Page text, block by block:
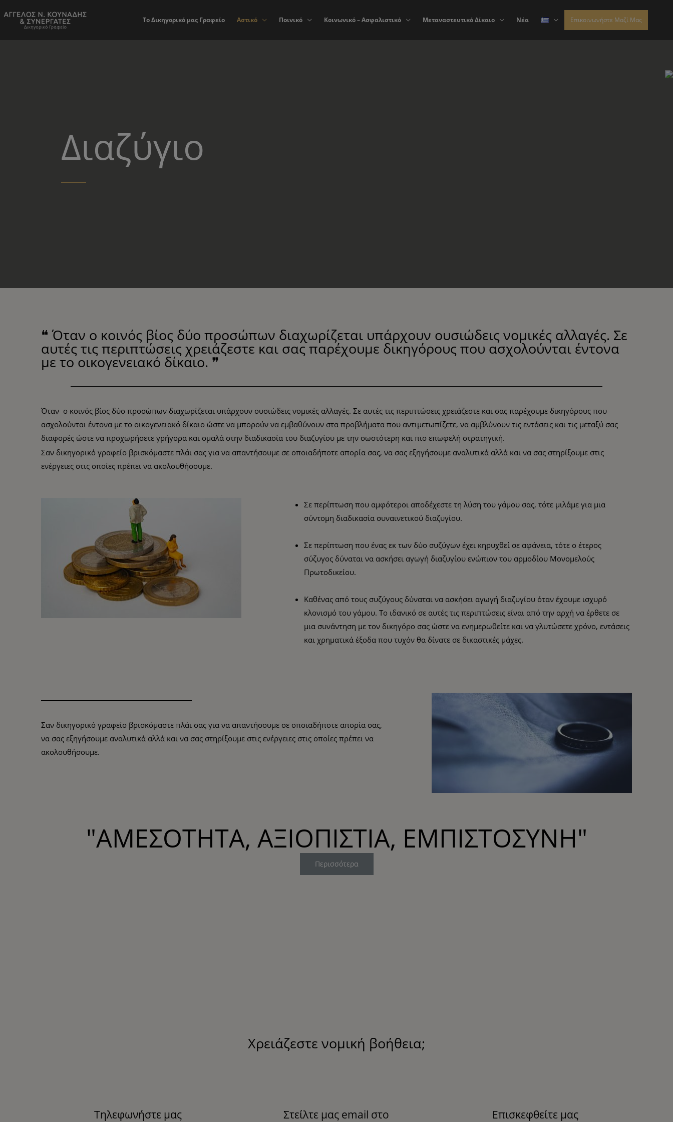
Το Δικηγορικό μας Γραφείο Αστικό Ποινικό Κοινωνικό – Ασφαλιστικό Μεταναστευτικό Δίκαιο Νέα Επικοινωνήστε Μαζί Μας
Διαζύγιο
❝ Όταν ο κοινός βίος δύο προσώπων διαχωρίζεται υπάρχουν ουσιώδεις νομικές αλλαγές. Σε
αυτές τις περιπτώσεις χρειάζεστε και σας παρέχουμε δικηγόρους που ασχολούνται έντονα
με το οικογενειακό δίκαιο. ❞
Όταν ο κοινός βίος δύο προσώπων διαχωρίζεται υπάρχουν ουσιώδεις νομικές αλλαγές. Σε αυτές τις περιπτώσεις χρειάζεστε και σας παρέχουμε δικηγόρους που
ασχολούνται έντονα με το οικογενειακό δίκαιο ώστε να μπορούν να εμβαθύνουν στα προβλήματα που αντιμετωπίζετε, να αμβλύνουν τις εντάσεις και τις μεταξύ σας
διαφορές ώστε να προχωρήσετε γρήγορα και ομαλά στην διαδικασία του διαζυγίου με την σωστότερη και πιο επωφελή στρατηγική.
Σαν δικηγορικό γραφείο βρισκόμαστε πλάι σας για να απαντήσουμε σε οποιαδήποτε απορία σας, να σας εξηγήσουμε αναλυτικά αλλά και να σας στηρίξουμε στις
ενέργειες στις οποίες πρέπει να ακολουθήσουμε.
Σε περίπτωση που αμφότεροι αποδέχεστε τη λύση του γάμου σας, τότε μιλάμε για μια
σύντομη διαδικασία συναινετικού διαζυγίου.
Σε περίπτωση που ένας εκ των δύο συζύγων έχει κηρυχθεί σε αφάνεια, τότε ο έτερος
σύζυγος δύναται να ασκήσει αγωγή διαζυγίου ενώπιον του αρμοδίου Μονομελούς
Πρωτοδικείου.
Καθένας από τους συζύγους δύναται να ασκήσει αγωγή διαζυγίου όταν έχουμε ισχυρό
κλονισμό του γάμου. Το ιδανικό σε αυτές τις περιπτώσεις είναι από την αρχή να έρθετε σε
μια συνάντηση με τον δικηγόρο σας ώστε να ενημερωθείτε και να γλυτώσετε χρόνο, εντάσεις
και χρηματικά έξοδα που τυχόν θα δίνατε σε δικαστικές μάχες.
Σαν δικηγορικό γραφείο βρισκόμαστε πλάι σας για να απαντήσουμε σε οποιαδήποτε απορία σας,
να σας εξηγήσουμε αναλυτικά αλλά και να σας στηρίξουμε στις ενέργειες στις οποίες πρέπει να
ακολουθήσουμε.
"ΑΜΕΣΟΤΗΤΑ, ΑΞΙΟΠΙΣΤΙΑ, ΕΜΠΙΣΤΟΣΥΝΗ"
Περισσότερα
Χρειάζεστε νομική βοήθεια;
Τηλεφωνήστε μας Στείλτε μας email στο Επισκεφθείτε μας